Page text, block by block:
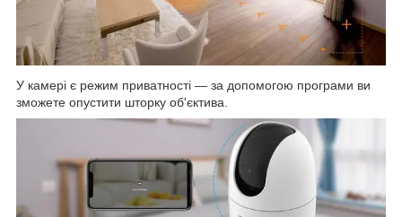
У камері є режим приватності — за допомогою програми ви
зможете опустити шторку об'єктива.